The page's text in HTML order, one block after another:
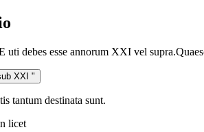
debes esse annorum XXI vel
XXI "
tantum destinata sunt.
licet